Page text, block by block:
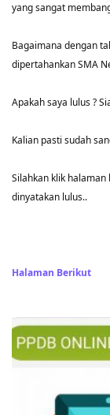
yang sangat
Bagaimana dengan
dipertahankan SMA
Apakah saya lulus ?
Kalian pasti sudah
Silahkan klik
dinyatakan lulus..
Halaman Berikut